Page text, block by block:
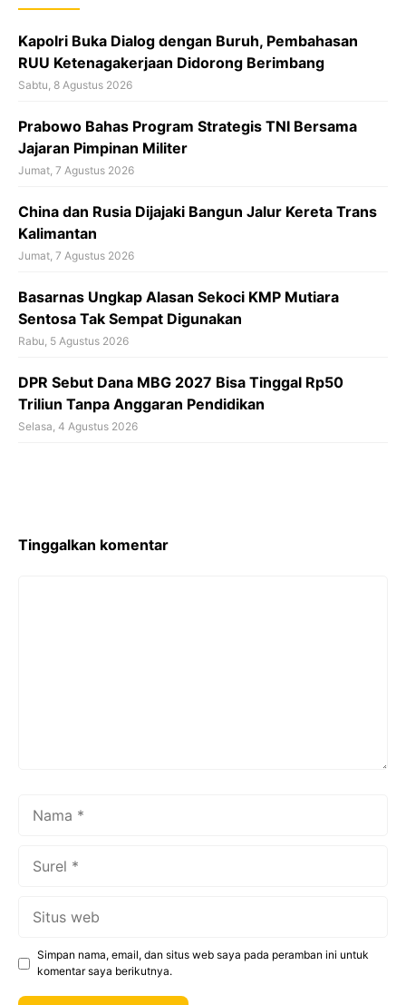
o
k
Kapolri Buka Dialog dengan Buruh, Pembahasan
RUU Ketenagakerjaan Didorong Berimbang
Sabtu, 8 Agustus 2026
Prabowo Bahas Program Strategis TNI Bersama
Jajaran Pimpinan Militer
Jumat, 7 Agustus 2026
China dan Rusia Dijajaki Bangun Jalur Kereta Trans
Kalimantan
Jumat, 7 Agustus 2026
Basarnas Ungkap Alasan Sekoci KMP Mutiara
Sentosa Tak Sempat Digunakan
Rabu, 5 Agustus 2026
DPR Sebut Dana MBG 2027 Bisa Tinggal Rp50
Triliun Tanpa Anggaran Pendidikan
Selasa, 4 Agustus 2026
Tinggalkan komentar
Simpan nama, email, dan situs web saya pada peramban ini untuk
komentar saya berikutnya.